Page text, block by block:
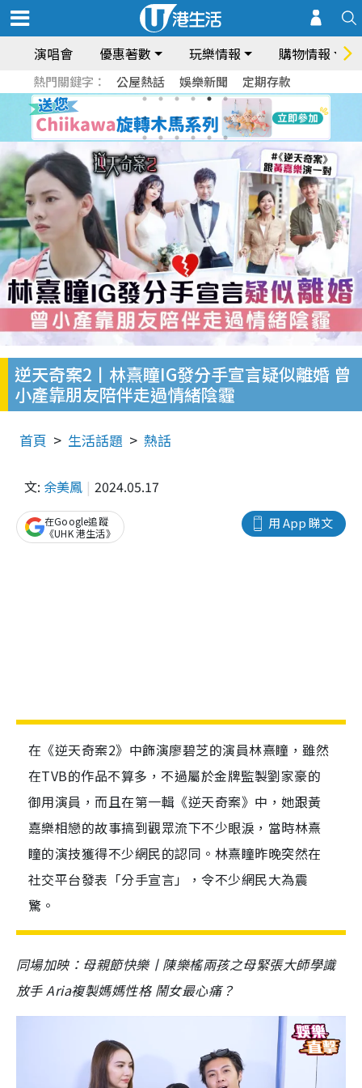
演唱會 優惠著數 玩樂情報 購物情報
熱門關鍵字： 公屋熱話 娛樂新聞 定期存款
逆天奇案2丨林熹瞳IG發分手宣言疑似離婚 曾
小產靠朋友陪伴走過情緒陰霾
首頁 生活話題 熱話
文: 余美鳳 2024.05.17
用 App 睇文
在Google追蹤
《UHK 港生活》
在《逆天奇案2》中飾演廖碧芝的演員林熹瞳，雖然
在TVB的作品不算多，不過屬於金牌監製劉家豪的
御用演員，而且在第一輯《逆天奇案》中，她跟黃
嘉樂相戀的故事搞到觀眾流下不少眼淚，當時林熹
瞳的演技獲得不少網民的認同。林熹瞳昨晚突然在
社交平台發表「分手宣言」，令不少網民大為震
驚。
同場加映：母親節快樂丨陳樂榣兩孩之母緊張大師學識
放手 Aria複製媽媽性格 鬧女最心痛？